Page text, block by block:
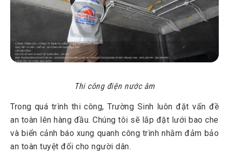
Thi công điện nước âm
Trong quá trình thi công, Trường Sinh luôn đặt vấn đề
an toàn lên hàng đầu. Chúng tôi sẽ lắp đặt lưới bao che
và biển cảnh báo xung quanh công trình nhằm đảm bảo
an toàn tuyệt đối cho người dân.